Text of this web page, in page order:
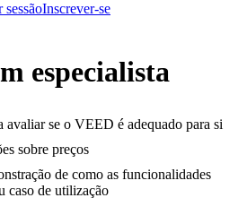
sessãoInscrever-se
especialista
avaliar se o VEED é adequado para si
sobre preços
de como as funcionalidades
caso de utilização